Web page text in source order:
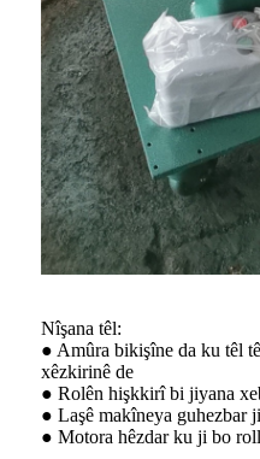
Nîşana têl:
● Amûra bikişîne da ku têl
xêzkirinê de
● Rolên hişkkirî bi jiyana
● Laşê makîneya guhezbar
● Motora hêzdar ku ji bo